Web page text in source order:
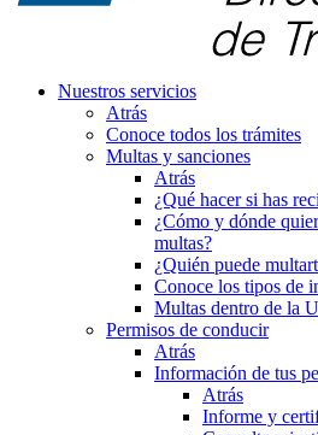
Nuestros servicios
Atrás
Conoce todos los trámites
Multas y sanciones
Atrás
¿Qué hacer si has
¿Cómo y dónde
multas?
¿Quién puede
Conoce los tipos de
Multas dentro de la
Permisos de conducir
Atrás
Información de tus
Atrás
Informe y